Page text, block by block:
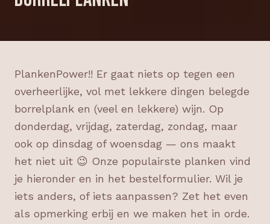
PlankenPower!! Er gaat niets op tegen een
overheerlijke, vol met lekkere dingen belegde
borrelplank en (veel en lekkere) wijn. Op
donderdag, vrijdag, zaterdag, zondag, maar
ook op dinsdag of woensdag — ons maakt
het niet uit 😉 Onze populairste planken vind
je hieronder en in het bestelformulier. Wil je
iets anders, of iets aanpassen? Zet het even
als opmerking erbij en we maken het in orde.